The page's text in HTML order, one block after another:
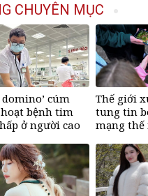
CHUYÊN MỤC
cúm
bệnh tim
ở người cao
Thế giới
tung tin
mạng thế